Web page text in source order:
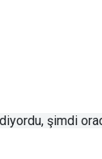
şimdi